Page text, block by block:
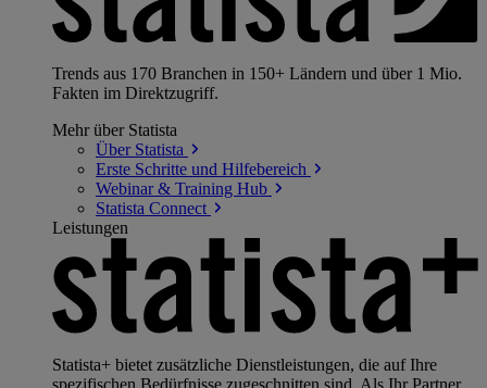
Trends aus 170 Branchen in 150+ Ländern und über 1 Mio.
Fakten im Direktzugriff.
Mehr über Statista
Über Statista
Erste Schritte und Hilfebereich
Webinar & Training Hub
Statista Connect
Leistungen
Statista+ bietet zusätzliche Dienstleistungen, die auf Ihre
spezifischen Bedürfnisse zugeschnitten sind. Als Ihr Partner